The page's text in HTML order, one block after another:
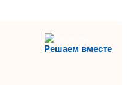
Решаем вместе